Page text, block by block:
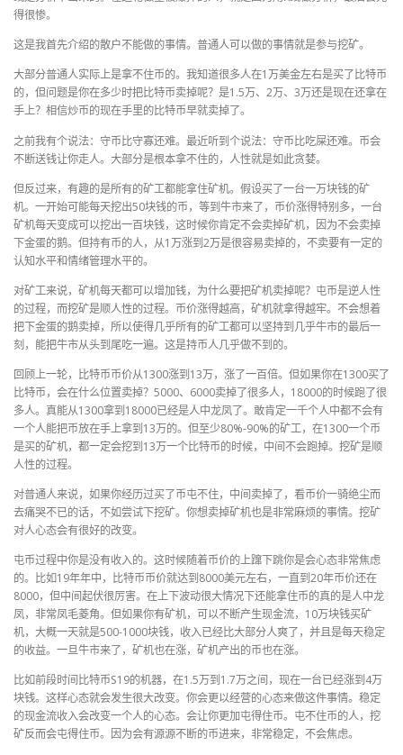
得很惨。
这是我首先介绍的散户不能做的事情。普通人可以做的事情就是参与挖矿。
大部分普通人实际上是拿不住币的。我知道很多人在1万美金左右是买了比特币
的，但问题是你在多少时把比特币卖掉呢？是1.5万、2万、3万还是现在还拿在
手上？相信炒币的现在手里的比特币早就卖掉了。
之前我有个说法：守币比守寡还难。最近听到个说法：守币比吃屎还难。币会
不断送钱让你走人。大部分是根本拿不住的，人性就是如此贪婪。
但反过来，有趣的是所有的矿工都能拿住矿机。假设买了一台一万块钱的矿
机。一开始可能每天挖出50块钱的币，等到牛市来了，币价涨得特别多，一台
矿机每天变成可以挖出一百块钱，这时候你肯定不会卖掉矿机，因为不会卖掉
下金蛋的鹅。但持有币的人，从1万涨到2万是很容易卖掉的，不卖要有一定的
认知水平和情绪管理水平的。
对矿工来说，矿机每天都可以增加钱，为什么要把矿机卖掉呢？屯币是逆人性
的过程，而挖矿是顺人性的过程。币价涨得越高，矿机就拿得越牢。不会想着
把下金蛋的鹅卖掉，所以使得几乎所有的矿工都可以坚持到几乎牛市的最后一
刻，能把牛市从头到尾吃一遍。这是持币人几乎做不到的。
回顾上一轮，比特币币价从1300涨到13万，涨了一百倍。但如果你在1300买了
比特币，会在什么位置卖掉？5000、6000卖掉了很多人，18000的时候跑了很
多人。真能从1300拿到18000已经是人中龙凤了。敢肯定一千个人中都不会有
一个人能把币放在手上拿到13万的。但至少80%-90%的矿工，在1300一个币
是买的矿机，都一定会挖到13万一个比特币的时候，中间不会跑掉。挖矿是顺
人性的过程。
对普通人来说，如果你经历过买了币屯不住，中间卖掉了，看币价一骑绝尘而
去痛哭不已的话，不如尝试下挖矿。你想卖掉矿机也是非常麻烦的事情。挖矿
对人心态会有很好的改变。
屯币过程中你是没有收入的。这时候随着币价的上蹿下跳你是会心态非常焦虑
的。比如19年年中，比特币币价就达到8000美元左右，一直到20年币价还在
8000，但中间起伏很厉害。在上下波动很大情况下还能拿住币的真的是人中龙
凤，非常凤毛菱角。但如果你有矿机，可以不断产生现金流，10万块钱买矿
机，大概一天就是500-1000块钱，收入已经比大部分人爽了，并且是每天稳定
的收益。一旦牛市来了，矿机也在涨，矿机产出的币也在涨。
比如前段时间比特币S19的机器，在1.5万到1.7万之间，现在一台已经涨到4万
块钱。这样心态就会发生很大改变。你会更以经营的心态来做这件事情。稳定
的现金流收入会改变一个人的心态。会让你更加屯得住币。屯不住币的人，挖
矿反而会屯得住币。因为会有源源不断的币进来，非常稳定，不会焦虑。